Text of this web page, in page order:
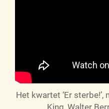
Het kwartet ‘Er